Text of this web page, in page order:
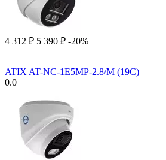
4 312 ₽ 5 390 ₽ -20%
ATIX AT-NC-1E5MP-2.8/M (19C)
0.0